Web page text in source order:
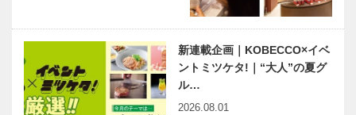
新連載企画｜KOBECCO×イベ
ントミツケタ!｜“大人”の夏グ
ル…
2026.08.01